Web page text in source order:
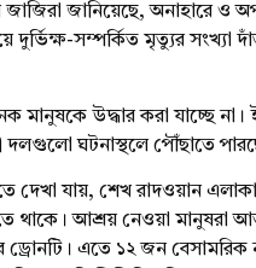
জাজিরা জানিয়েছে, অনাহারে ও
সম্পর্কিত মৃত্যুর সংখ্যা
মানুষকে উদ্ধার করা যাচ্ছে না।
দলগুলো ঘটনাস্থলে পৌঁছাতে
দেখা যায়, শেখ রাদওয়ান
থাকে। আশ্রয় নেওয়া মানুষরা
ড্রোনটি। এতে ১২ জন